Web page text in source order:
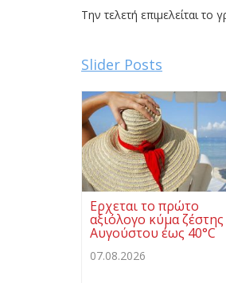
Την τελετή επιμελείται
Slider Posts
Ερχεται το πρώτο
αξιόλογο κύμα
Αυγούστου έως 40°C
07.08.2026